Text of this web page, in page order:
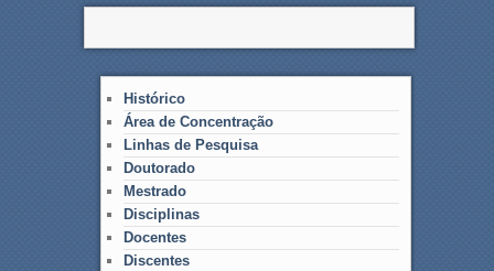
Histórico
Área de Concentração
Linhas de Pesquisa
Doutorado
Mestrado
Disciplinas
Docentes
Discentes